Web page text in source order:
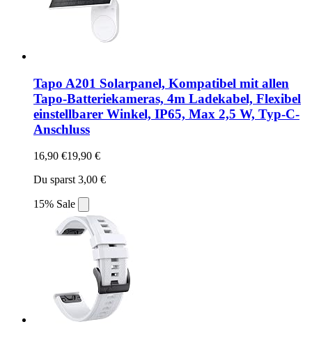
Tapo A201 Solarpanel, Kompatibel mit allen
Tapo-Batteriekameras, 4m Ladekabel, Flexibel
einstellbarer Winkel, IP65, Max 2,5 W, Typ-C-
Anschluss
16,90 €19,90 €
Du sparst 3,00 €
15% Sale